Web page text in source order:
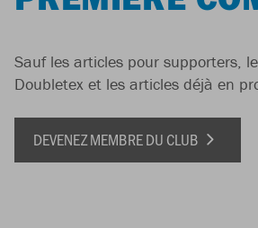
Sauf les articles pour supporters,
Doubletex et les articles déjà en
DEVENEZ MEMBRE DU CLUB